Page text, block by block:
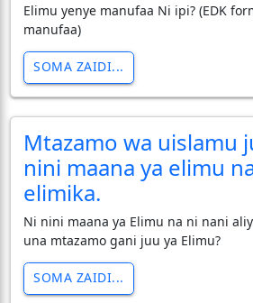
Elimu yenye manufaa Ni ipi? (EDK
manufaa)
SOMA ZAIDI...
Mtazamo wa uislamu
nini maana ya elimu
elimika.
Ni nini maana ya Elimu na ni nani
una mtazamo gani juu ya Elimu?
SOMA ZAIDI...